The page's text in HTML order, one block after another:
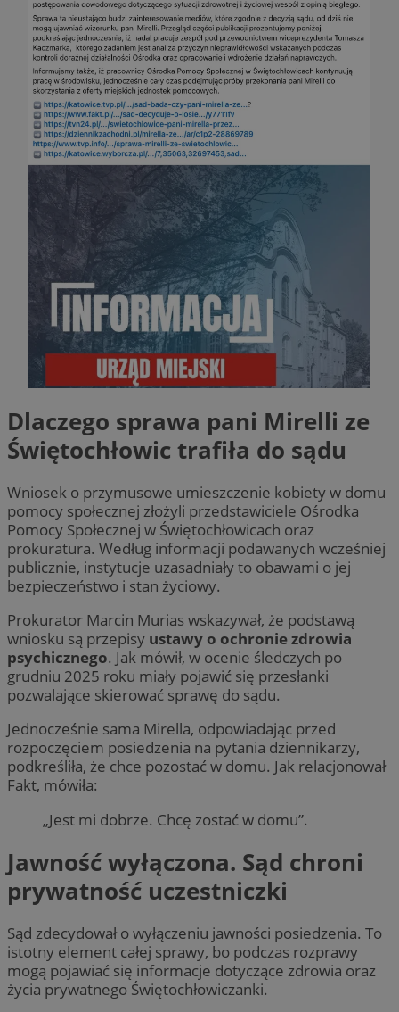
Dlaczego sprawa pani Mirelli ze
Świętochłowic trafiła do sądu
Wniosek o przymusowe umieszczenie kobiety w domu
pomocy społecznej złożyli przedstawiciele Ośrodka
Pomocy Społecznej w Świętochłowicach oraz
prokuratura. Według informacji podawanych wcześniej
publicznie, instytucje uzasadniały to obawami o jej
bezpieczeństwo i stan życiowy.
Prokurator Marcin Murias wskazywał, że podstawą
wniosku są przepisy ustawy o ochronie zdrowia
psychicznego. Jak mówił, w ocenie śledczych po
grudniu 2025 roku miały pojawić się przesłanki
pozwalające skierować sprawę do sądu.
Jednocześnie sama Mirella, odpowiadając przed
rozpoczęciem posiedzenia na pytania dziennikarzy,
podkreśliła, że chce pozostać w domu. Jak relacjonował
Fakt, mówiła:
„Jest mi dobrze. Chcę zostać w domu”.
Jawność wyłączona. Sąd chroni
prywatność uczestniczki
Sąd zdecydował o wyłączeniu jawności posiedzenia. To
istotny element całej sprawy, bo podczas rozprawy
mogą pojawiać się informacje dotyczące zdrowia oraz
życia prywatnego Świętochłowiczanki.